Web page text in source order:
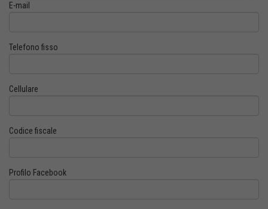
E-mail
Telefono fisso
Cellulare
Codice fiscale
Profilo Facebook